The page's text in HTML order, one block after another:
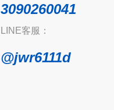
3090260041
LINE客服：
@jwr6111d